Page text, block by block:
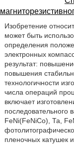
Изобретение
может быть
определения
электронных
результат:
повышения
технологичности
числа операций
включает
последовательного
FeNi(FeNiCo), Та,
пленочных катушек